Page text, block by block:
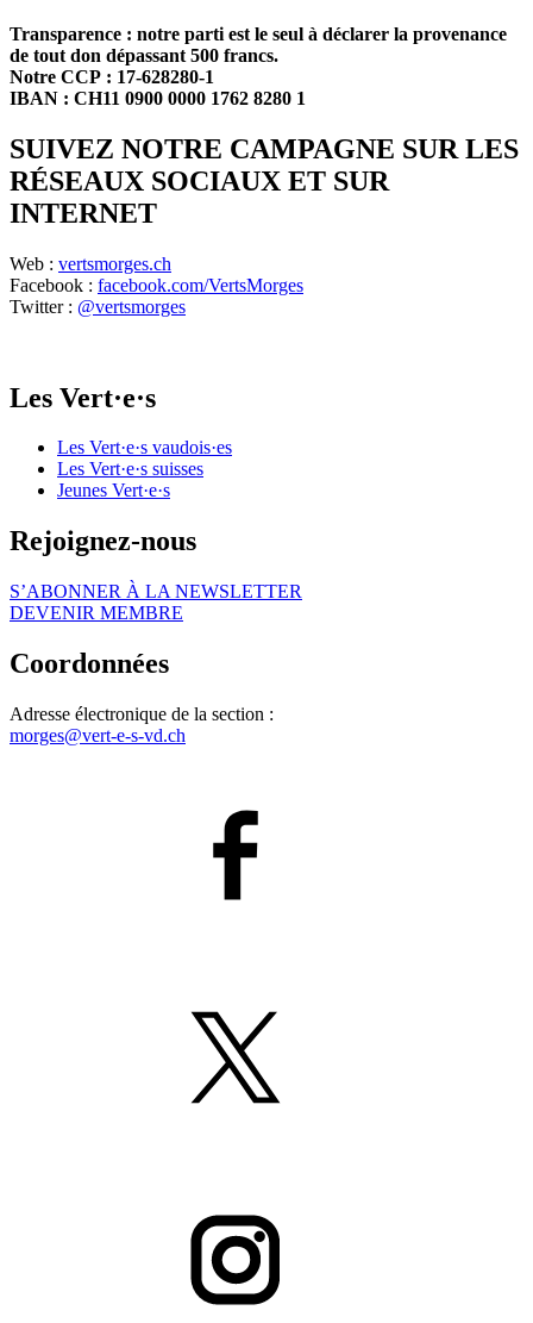
Transparence : notre parti est le seul à déclarer la provenance
de tout don dépassant 500 francs.
Notre CCP : 17-628280-1
IBAN : CH11 0900 0000 1762 8280 1
SUIVEZ NOTRE CAMPAGNE SUR LES
RÉSEAUX SOCIAUX ET SUR
INTERNET
Web : vertsmorges.ch
Facebook : facebook.com/VertsMorges
Twitter : @vertsmorges
Les Vert·e·s
Les Vert·e·s vaudois·es
Les Vert·e·s suisses
Jeunes Vert·e·s
Rejoignez-nous
S’ABONNER À LA NEWSLETTER
DEVENIR MEMBRE
Coordonnées
Adresse électronique de la section :
morges@vert-e-s-vd.ch